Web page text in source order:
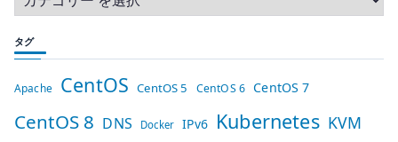
タグ
Apache CentOS CentOS 5 CentOS 6 CentOS 7
CentOS 8 DNS Docker IPv6 Kubernetes KVM